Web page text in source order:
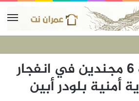
مقتل وإصابة 6 مجندين في انفجار
أمنية بلودر أبين